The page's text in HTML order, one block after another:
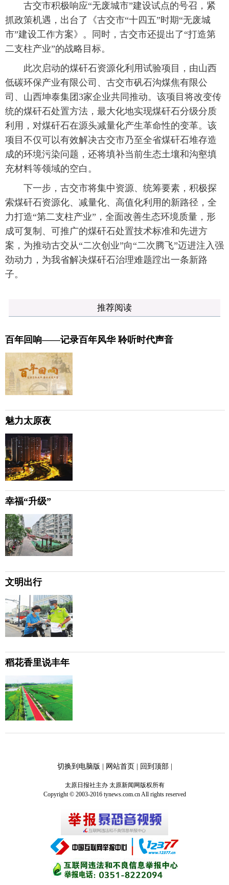
古交市积极响应“无废城市”建设试点的号召，紧
抓政策机遇，出台了《古交市“十四五”时期“无废城
市”建设工作方案》。同时，古交市还提出了“打造第
二支柱产业”的战略目标。
此次启动的煤矸石资源化利用试验项目，由山西
低碳环保产业有限公司、古交市矾石沟煤焦有限公
司、山西坤泰集团3家企业共同推动。该项目将改变传
统的煤矸石处置方法，最大化地实现煤矸石分级分质
利用，对煤矸石在源头减量化产生革命性的变革。该
项目不仅可以有效解决古交市乃至全省煤矸石堆存造
成的环境污染问题，还将填补当前生态土壤和沟壑填
充材料等领域的空白。
下一步，古交市将集中资源、统筹要素，积极探
索煤矸石资源化、减量化、高值化利用的新路径，全
力打造“第二支柱产业”，全面改善生态环境质量，形
成可复制、可推广的煤矸石处置技术标准和先进方
案，为推动古交从“二次创业”向“二次腾飞”迈进注入强
劲动力，为我省解决煤矸石治理难题蹚出一条新路
子。
推荐阅读
百年回响——记录百年风华 聆听时代声音
魅力太原夜
幸福“升级”
文明出行
稻花香里说丰年
切换到电脑版 | 网站首页| 回到顶部|
太原日报社主办 太原新闻网版权所有
Copyright © 2003-2016 tynews.com.cn All rights reserved